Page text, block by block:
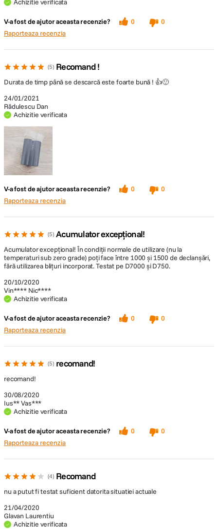
Achizitie verificata
V-a fost de ajutor aceasta recenzie? 0
0
Raporteaza recenzia
5 Recomand !
24/01/2021
Rădulescu Dan
Achizitie verificata
Durata de timp până se descarcă este foarte bună ! 👍🙂
V-a fost de ajutor aceasta recenzie? 0
0
Raporteaza recenzia
5 Acumulator excepțional!
20/10/2020
Vin**** Nic****
Achizitie verificata
Acumulator excepțional! În condiții normale de utilizare (nu la
temperaturi sub zero grade) poți face între 1000 și 1500 de declanșări,
fără utilizarea blițuri incorporat. Testat pe D7000 și D750.
V-a fost de ajutor aceasta recenzie? 0
0
Raporteaza recenzia
5 recomand!
30/08/2020
Ius** Vas***
Achizitie verificata
recomand!
V-a fost de ajutor aceasta recenzie? 0
0
Raporteaza recenzia
4 Recomand
21/04/2020
Glavan Laurentiu
Achizitie verificata
nu a putut fi testat suficient datorita situatiei actuale